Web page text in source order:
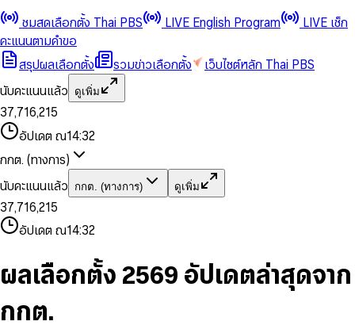
ชมสดเลือกตั้ง Thai PBS LIVE English Program
LIVE เช็ก
คะแนนตามคำขอ
สรุปผลเลือกตั้ง
รวมข่าวเลือกตั้ง
เว็บไซต์หลัก Thai PBS
นับคะแนนแล้ว
ดูเพิ่ม
0
1
2
3
4
5
6
8
9
0
1
2
3
4
5
6
7
8
9
,
0
1
2
4
6
7
8
9
0
1
2
3
4
5
6
7
8
9
0
1
3
5
6
7
8
9
,
1
2
4
5
7
8
9
0
1
3
4
6
7
8
9
0
2
3
4
5
7
8
อัปเดต ณ14:32
กกต. (ทางการ)
นับคะแนนแล้ว
กกต. (ทางการ) ดูเพิ่ม
0
1
2
3
4
5
7
8
0
1
2
4
5
6
7
8
9
,
0
1
2
4
6
7
8
9
0
1
2
3
5
6
8
0
1
3
5
6
7
8
,
1
2
4
6
7
9
0
1
3
5
6
8
0
2
3
4
5
7
9
อัปเดต ณ14:32
ผลเลือกตั้ง 2569 อัปเดตล่าสุดจาก
กกต.